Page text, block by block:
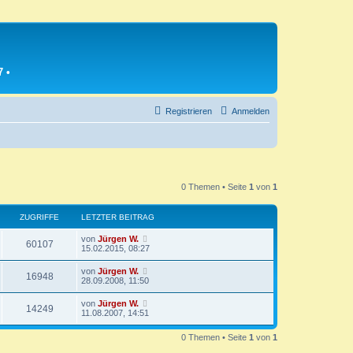
•
Anmelden
Registrieren
0 Themen • Seite 1 von 1
ZUGRIFFE LETZTER BEITRAG
60107Z
u
r
i
L
e
t
e
r
B
e
i
von Jürgen W.
15.02.2015, 08:27
16948Z
u
L
e
t
e
r
von Jürgen W.
28.09.2008, 11:50
14249Z
u
L
e
z
von Jürgen W.
11.08.2007, 14:51
0 Themen • Seite 1 von 1